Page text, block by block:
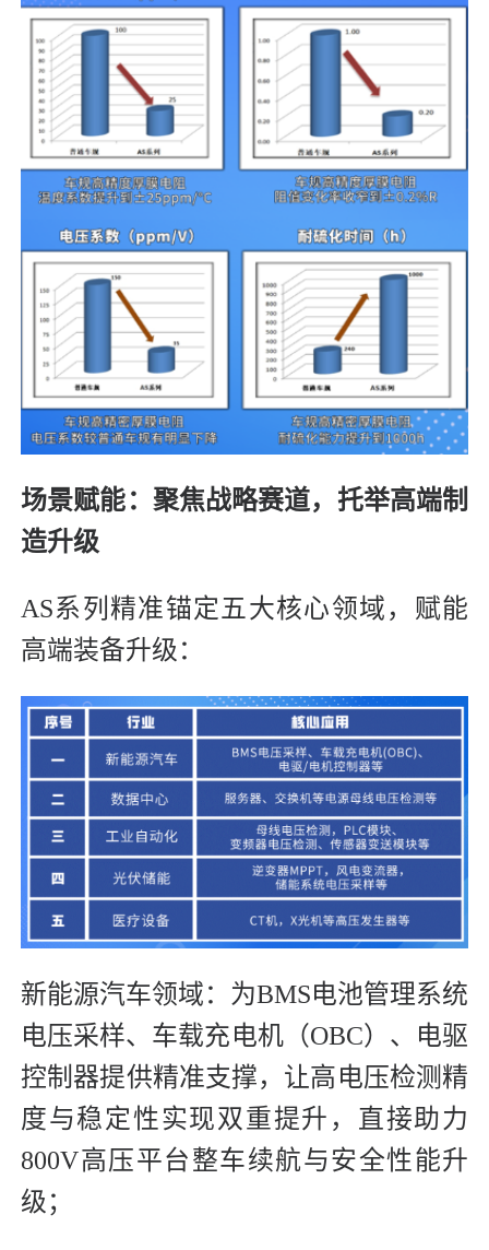
场景赋能：聚焦战略赛道，托举高端制
造升级
AS系列精准锚定五大核心领域，赋能
高端装备升级：
新能源汽车领域：为BMS电池管理系统
电压采样、车载充电机（OBC）、电驱
控制器提供精准支撑，让高电压检测精
度与稳定性实现双重提升，直接助力
800V高压平台整车续航与安全性能升
级；